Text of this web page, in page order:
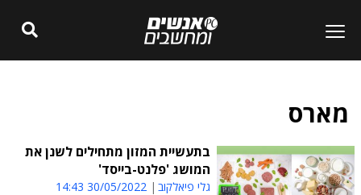
מארס
בתעשיית המזון מתחילים לשנן את
המושג 'פלנט-בייסד'
גלי פיאלקוב 30/05/2022 14:43